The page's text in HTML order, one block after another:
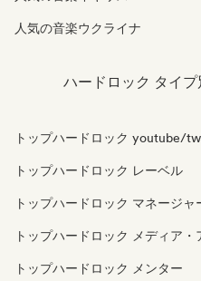
人気の音楽ウクライナ
ハードロック タイ
トップハードロック youtube/
トップハードロック レーベル
トップハードロック マネージャ
トップハードロック メディア
トップハードロック メンター